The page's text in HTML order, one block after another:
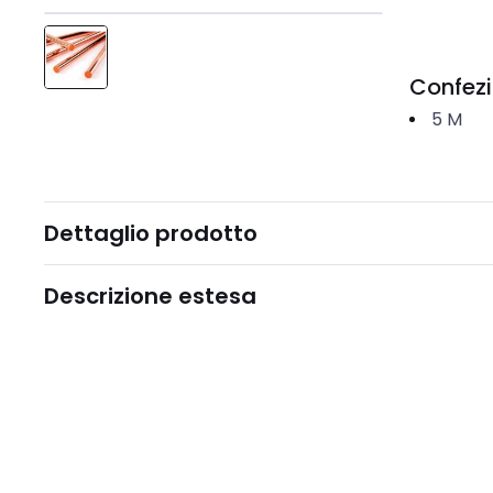
5 M
Dettaglio prodotto
Descrizione estesa